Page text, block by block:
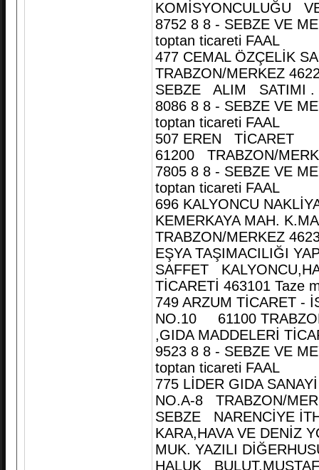
KOMİSYONCULUĞU
8752 8 8 - SEBZE VE
toptan ticareti FAAL
477 CEMAL ÖZÇELİK
TRABZON/MERKEZ
SEBZE ALIM SATIMI .
8086 8 8 - SEBZE VE
toptan ticareti FAAL
507 EREN
61200 TRABZON/
7805 8 8 - SEBZE VE
toptan ticareti FAAL
696 KALYONCU
KEMERKAYA MAH.
TRABZON/MERKEZ
EŞYA TAŞIMACILIĞI
SAFFET
TİCARETİ 463101 Taze
749 ARZUM TİCARET -
NO.10 61100
,GIDA MADDELERİ
9523 8 8 - SEBZE VE
toptan ticareti FAAL
775 LİDER GIDA
NO.A-8 TRABZON/
SEBZE NARENCİYE
KARA,HAVA VE DENİZ
MUK. YAZILI
HALUK